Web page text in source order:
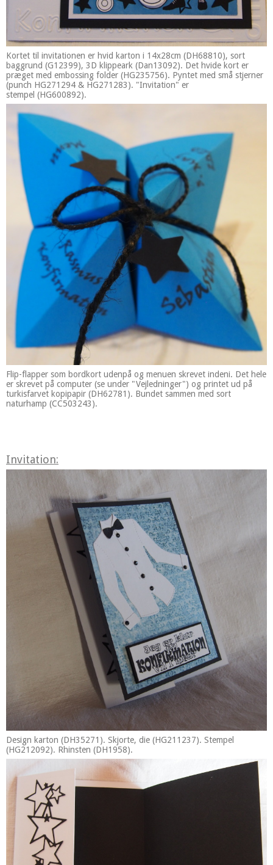
Kortet til invitationen er hvid karton i 14x28cm (DH68810), sort
baggrund (G12399), 3D klippeark (Dan13092). Det hvide kort er
præget med embossing folder (HG235756). Pyntet med små stjerner
(punch HG271294 & HG271283). "Invitation" er
stempel (HG600892).
Flip-flapper som bordkort udenpå og menuen skrevet indeni. Det hele
er skrevet på computer (se under "Vejledninger") og printet ud på
turkisfarvet kopipapir (DH62781). Bundet sammen med sort
naturhamp (CC503243).
Invitation:
Design karton (DH35271). Skjorte, die (HG211237). Stempel
(HG212092). Rhinsten (DH1958).